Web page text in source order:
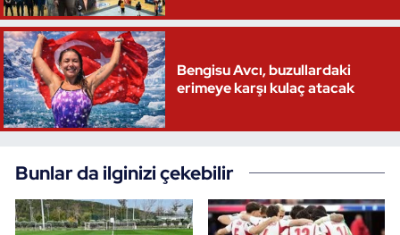
Bengisu Avcı, buzullardaki
erimeye karşı kulaç atacak
Bunlar da ilginizi çekebilir